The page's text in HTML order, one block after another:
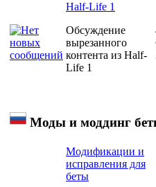
Half-Life 1
Обсуждение
вырезанного
контента из Half-
Life 1
Моды и моддинг
Модификации и
исправления для
беты